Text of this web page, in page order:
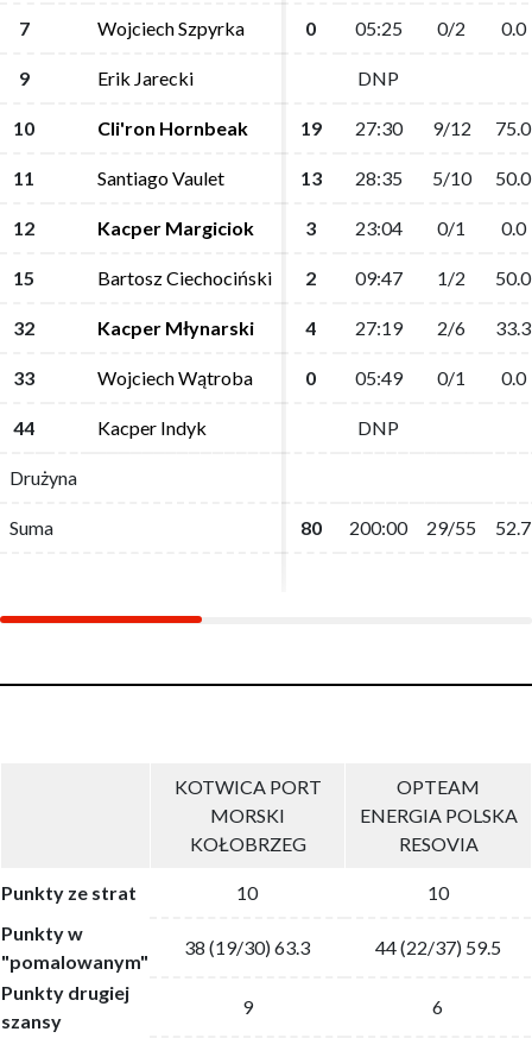
7 Wojciech Szpyrka 0 05:25 0/2 0.0
9 Erik Jarecki DNP
10 Cli'ron Hornbeak 19 27:30 9/12 75.0
11 Santiago Vaulet 13 28:35 5/10 50.0
12 Kacper Margiciok 3 23:04 0/1 0.0
15 Bartosz Ciechociński 2 09:47 1/2 50.0
32 Kacper Młynarski 4 27:19 2/6 33.3
33 Wojciech Wątroba 0 05:49 0/1 0.0
44 Kacper Indyk DNP
Drużyna
Suma 80 200:00 29/55 52.7
7 Wojciech Szpyrka 0 05:25 0/2 0.0
9 Erik Jarecki DNP
10 Cli'ron Hornbeak 19 27:30 9/12 75.0
11 Santiago Vaulet 13 28:35 5/10 50.0
12 Kacper Margiciok 3 23:04 0/1 0.0
15 Bartosz Ciechociński 2 09:47 1/2 50.0
32 Kacper Młynarski 4 27:19 2/6 33.3
33 Wojciech Wątroba 0 05:49 0/1 0.0
44 Kacper Indyk DNP
Drużyna
Suma 80 200:00 29/55 52.7
KOTWICA PORT
MORSKI
KOŁOBRZEG
OPTEAM
ENERGIA POLSKA
RESOVIA
Punkty ze strat 10
10
Punkty w
"pomalowanym"
38 (19/30) 63.3
44 (22/37) 59.5
Punkty drugiej
szansy
9
6